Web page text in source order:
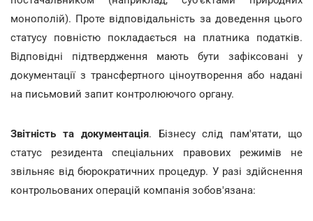
монополій). Проте відповідальність за доведення цього
статусу повністю покладається на платника податків.
Відповідні підтвердження мають бути зафіксовані у
документації з трансфертного ціноутворення або надані
на письмовий запит контролюючого органу.
Звітність та документація. Бізнесу слід пам'ятати, що
статус резидента спеціальних правових режимів не
звільняє від бюрократичних процедур. У разі здійснення
контрольованих операцій компанія зобов'язана: